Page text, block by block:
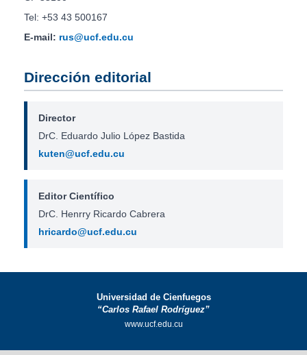
Tel: +53 43 500167
E-mail: rus@ucf.edu.cu
Dirección editorial
Director
DrC. Eduardo Julio López Bastida
kuten@ucf.edu.cu
Editor Científico
DrC. Henrry Ricardo Cabrera
hricardo@ucf.edu.cu
Universidad de Cienfuegos
“Carlos Rafael Rodríguez”
www.ucf.edu.cu